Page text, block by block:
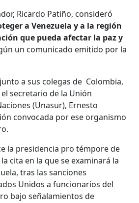
Ricardo Patiño, consideró
a Venezuela y a la región
que pueda afectar la paz y
un comunicado emitido por la
a sus colegas de Colombia,
secretario de la Unión
(Unasur), Ernesto
convocada por ese organismo
la presidencia pro témpore de
cita en la que se examinará la
tras las sanciones
Unidos a funcionarios del
bajo señalamientos de